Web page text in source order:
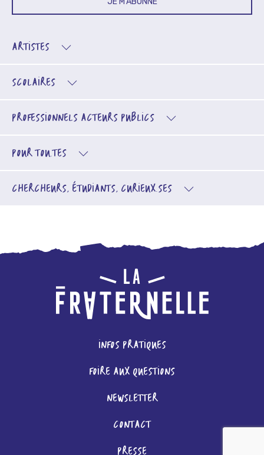
ARTISTES
SCOLAIRES
PROFESSIONNELS ACTEURS PUBLICS
POUR TOU.TES
CHERCHEURS, ÉTUDIANTS, CURIEUX.SES
INFOS PRATIQUES
FOIRE AUX QUESTIONS
NEWSLETTER
CONTACT